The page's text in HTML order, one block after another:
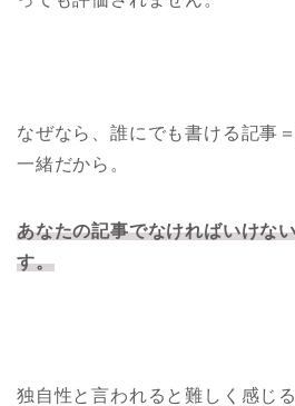
なぜなら、誰にでも書ける記事
一緒だから。
あなたの記事でなければいけな
す。
独自性と言われると難しく感じ